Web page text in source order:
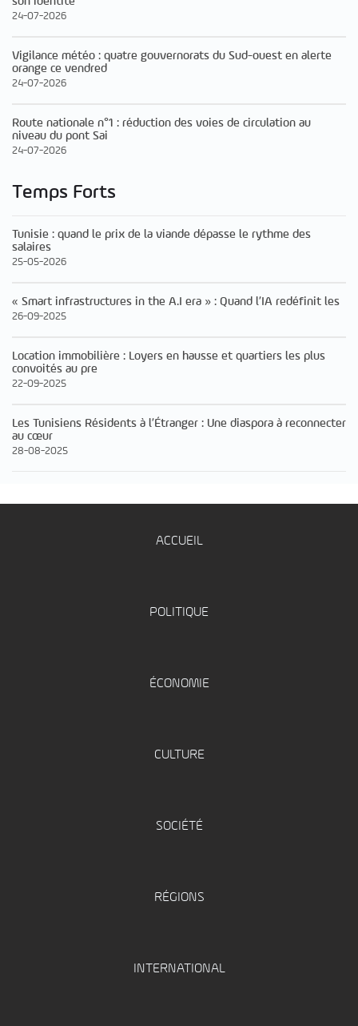
24-07-2026
Vigilance météo : quatre gouvernorats du Sud-ouest en alerte
orange ce vendred
24-07-2026
Route nationale n°1 : réduction des voies de circulation au
niveau du pont Sai
24-07-2026
Temps Forts
Tunisie : quand le prix de la viande dépasse le rythme des
salaires
25-05-2026
« Smart infrastructures in the A.I era » : Quand l’IA redéfinit les
26-09-2025
Location immobilière : Loyers en hausse et quartiers les plus
convoités au pre
22-09-2025
Les Tunisiens Résidents à l’Étranger : Une diaspora à reconnecter
au cœur
28-08-2025
ACCUEIL
POLITIQUE
ÉCONOMIE
CULTURE
SOCIÉTÉ
RÉGIONS
INTERNATIONAL